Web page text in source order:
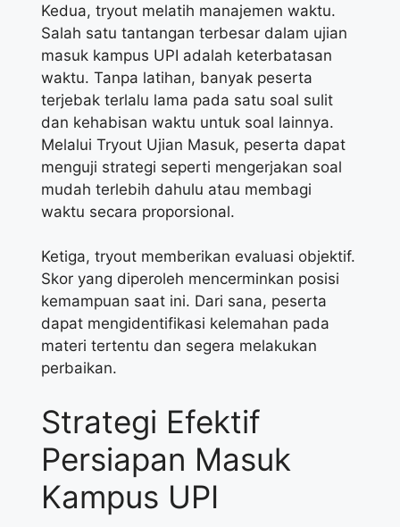
Kedua, tryout melatih manajemen waktu.
Salah satu tantangan terbesar dalam ujian
masuk kampus UPI adalah keterbatasan
waktu. Tanpa latihan, banyak peserta
terjebak terlalu lama pada satu soal sulit
dan kehabisan waktu untuk soal lainnya.
Melalui Tryout Ujian Masuk, peserta dapat
menguji strategi seperti mengerjakan soal
mudah terlebih dahulu atau membagi
waktu secara proporsional.
Ketiga, tryout memberikan evaluasi objektif.
Skor yang diperoleh mencerminkan posisi
kemampuan saat ini. Dari sana, peserta
dapat mengidentifikasi kelemahan pada
materi tertentu dan segera melakukan
perbaikan.
Strategi Efektif
Persiapan Masuk
Kampus UPI